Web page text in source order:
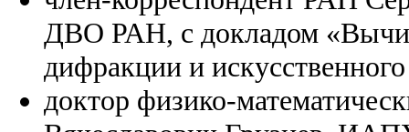
ДВО РАН, с докладом
дифракции и
доктор физико-